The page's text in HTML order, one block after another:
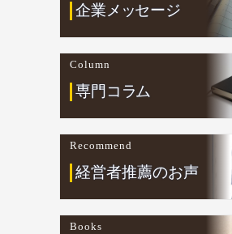
企業メ ッセージ
Column
専門コ ラム
Recommend
経営者推薦のお声
Books